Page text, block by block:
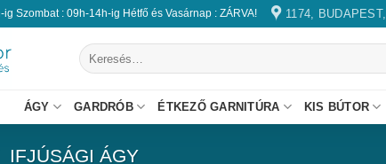
ig Szombat : 09h-14h-ig Hétfő és Vasárnap : ZÁRVA! 1174,
ÁGY GARDRÓB ÉTKEZŐ GARNITÚRA KIS BÚTOR
IFJÚSÁGI ÁGY